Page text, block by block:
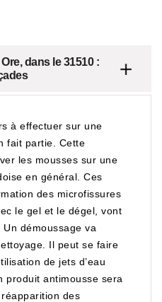
dans le 31510 :
à effectuer sur une
fait partie. Cette
les mousses sur une
en général. Ces
des microfissures
le gel et le dégel, vont
Un démoussage va
Il peut se faire
de jets d’eau
produit antimousse sera
des